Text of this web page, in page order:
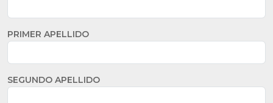
PRIMER APELLIDO
SEGUNDO APELLIDO